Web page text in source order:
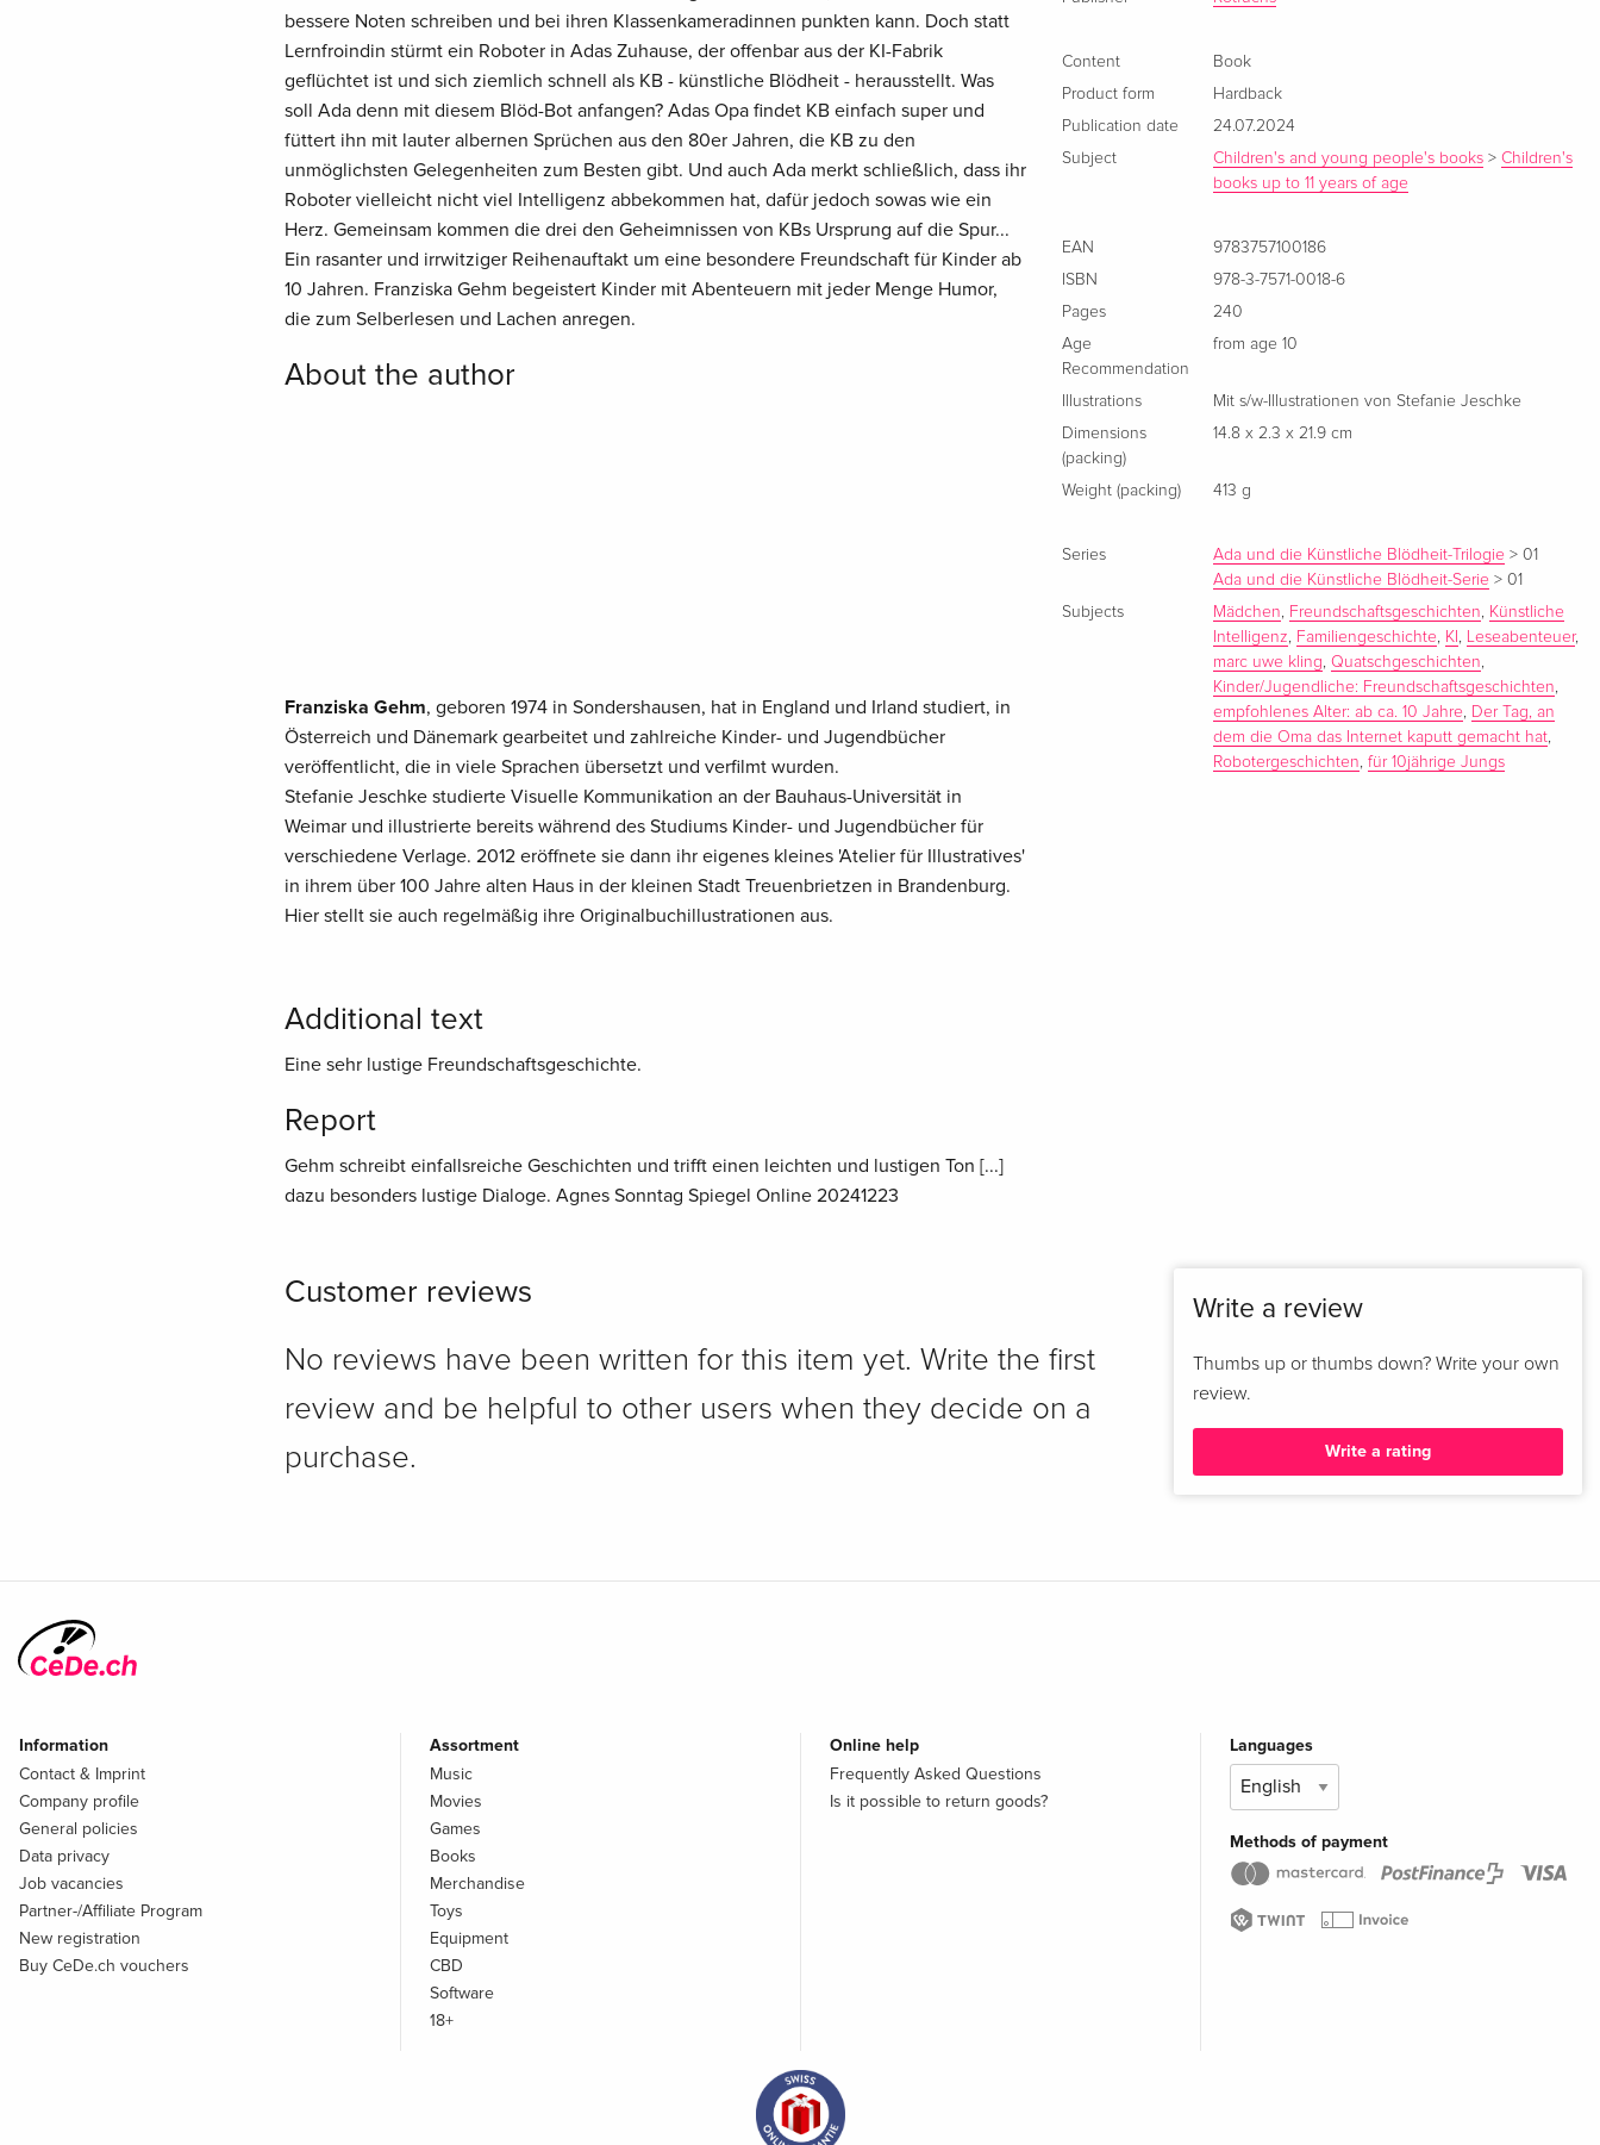
bessere Noten schreiben und bei ihren Klassenkameradinnen punkten kann. Doch statt
Lernfroindin stürmt ein Roboter in Adas Zuhause, der offenbar aus der KI-Fabrik
geflüchtet ist und sich ziemlich schnell als KB - künstliche Blödheit - herausstellt. Was
soll Ada denn mit diesem Blöd-Bot anfangen? Adas Opa findet KB einfach super und
füttert ihn mit lauter albernen Sprüchen aus den 80er Jahren, die KB zu den
unmöglichsten Gelegenheiten zum Besten gibt. Und auch Ada merkt schließlich, dass ihr
Roboter vielleicht nicht viel Intelligenz abbekommen hat, dafür jedoch sowas wie ein
Herz. Gemeinsam kommen die drei den Geheimnissen von KBs Ursprung auf die Spur...
Ein rasanter und irrwitziger Reihenauftakt um eine besondere Freundschaft für Kinder ab
10 Jahren. Franziska Gehm begeistert Kinder mit Abenteuern mit jeder Menge Humor,
die zum Selberlesen und Lachen anregen.
About the author
Franziska Gehm, geboren 1974 in Sondershausen, hat in England und Irland studiert, in
Österreich und Dänemark gearbeitet und zahlreiche Kinder- und Jugendbücher
veröffentlicht, die in viele Sprachen übersetzt und verfilmt wurden.
Stefanie Jeschke studierte Visuelle Kommunikation an der Bauhaus-Universität in
Weimar und illustrierte bereits während des Studiums Kinder- und Jugendbücher für
verschiedene Verlage. 2012 eröffnete sie dann ihr eigenes kleines 'Atelier für Illustratives'
in ihrem über 100 Jahre alten Haus in der kleinen Stadt Treuenbrietzen in Brandenburg.
Hier stellt sie auch regelmäßig ihre Originalbuchillustrationen aus.
Additional text
Eine sehr lustige Freundschaftsgeschichte.
Report
Gehm schreibt einfallsreiche Geschichten und trifft einen leichten und lustigen Ton [...]
dazu besonders lustige Dialoge. Agnes Sonntag Spiegel Online 20241223
Content
Book
Product form
Hardback
Publication date
24.07.2024
Subject
Children's and young people's books >Children's
books up to 11 years of age
EAN
9783757100186
ISBN
978-3-7571-0018-6
Pages
240
Age
Recommendation
from age 10
Illustrations
Mit s/w-Illustrationen von Stefanie Jeschke
Dimensions
(packing)
14.8 x 2.3 x 21.9 cm
Weight (packing) 413 g
Series Ada und die Künstliche Blödheit-Trilogie >01
Ada und die Künstliche Blödheit-Serie >01
Subjects
Mädchen, Freundschaftsgeschichten, Künstliche
Intelligenz, Familiengeschichte, KI , Leseabenteuer,
marc uwe kling,Quatschgeschichten,
Kinder/Jugendliche: Freundschaftsgeschichten,
empfohlenes Alter: ab ca. 10 Jahre, Der Tag, an
dem die Oma das Internet kaputt gemacht hat,
Robotergeschichten,für 10jährige Jungs
Customer reviews
No reviews have been written for this item yet. Write the first
review and be helpful to other users when they decide on a
purchase.
Write a review
Thumbs up or thumbs down? Write your own
review.
Write a rating
Information
Contact & Imprint
Company profile
General policies
Data privacy
Job vacancies
Partner-/Affiliate Program
New registration
Buy CeDe.ch vouchers
Assortment
Music
Movies
Games
Books
Merchandise
Toys
Equipment
CBD
Software
18+
Online help
Frequently Asked Questions
Is it possible to return goods?
Languages
Methods of payment